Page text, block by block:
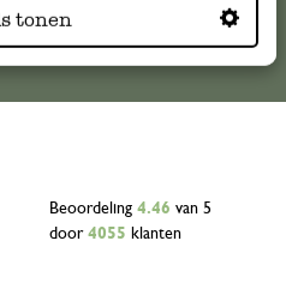
tonen
Beoordeling 4.46 van 5
door 4055 klanten